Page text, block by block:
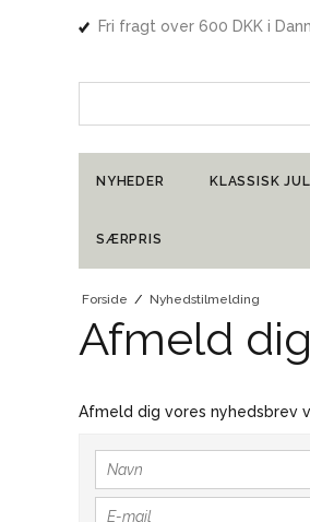
Fri fragt over 600 DKK i
NYHEDER KLASSISK JUL
SÆRPRIS
Forside / Nyhedstilmelding
Afmeld
Afmeld dig vores nyhedsbrev